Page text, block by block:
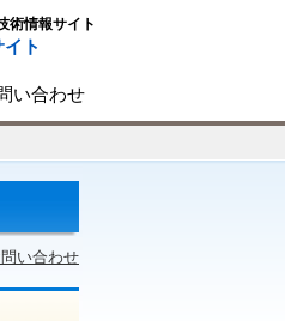
術情報サイト
ト
い合わせ
い合わせ